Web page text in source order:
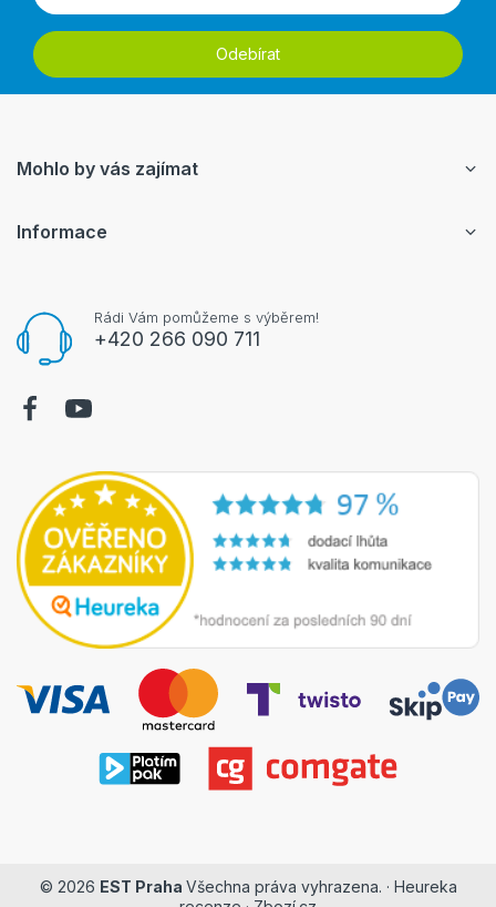
Odebírat
Rádi Vám pomůžeme s výběrem!
+420 266 090 711
Mohlo by vás zajímat
Informace
© 2026 EST Praha Všechna práva vyhrazena. · Heureka